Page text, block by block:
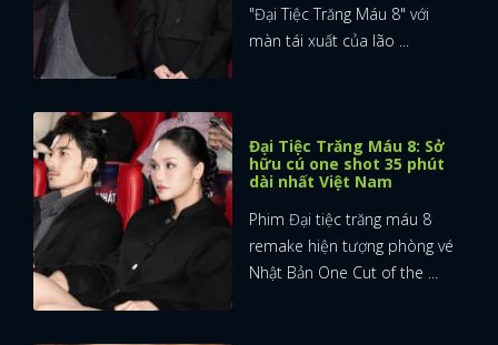
"Đại Tiệc Trăng Máu 8" với
màn tái xuất của lão ...
Đại Tiệc Trăng Máu 8: Sở
hữu cú one shot 35 phút
dài nhất Việt Nam
Phim Đại tiệc trăng máu 8
remake hiện tượng phòng vé
Nhật Bản One Cut of the ...